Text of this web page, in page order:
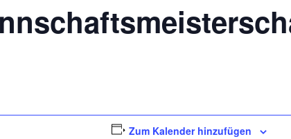
Zum Kalender hinzufügen